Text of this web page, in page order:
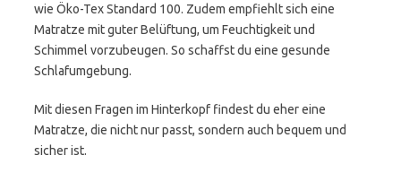
wie Öko-Tex Standard 100. Zudem empfiehlt sich eine
Matratze mit guter Belüftung, um Feuchtigkeit und
Schimmel vorzubeugen. So schaffst du eine gesunde
Schlafumgebung.
Mit diesen Fragen im Hinterkopf findest du eher eine
Matratze, die nicht nur passt, sondern auch bequem und
sicher ist.